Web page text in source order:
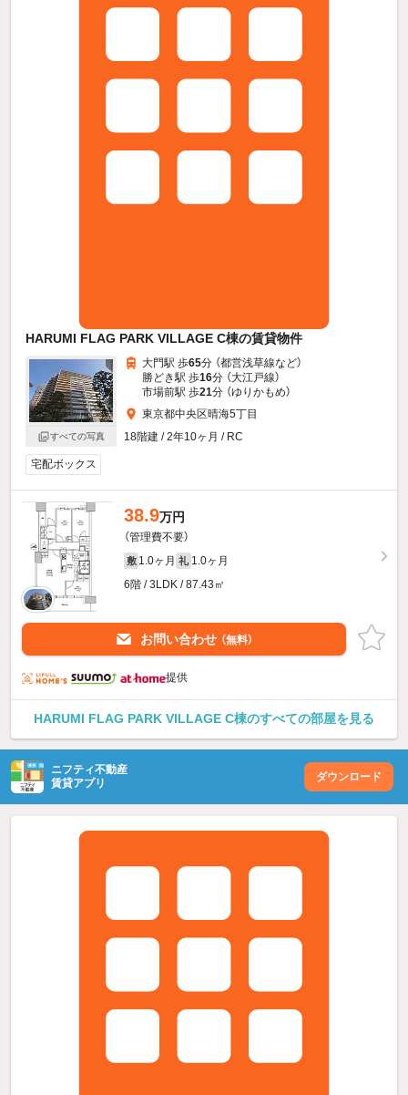
HARUMI FLAG PARK VILLAGE C棟の賃貸物件
すべての写真
大門駅 歩65分 （都営浅草線など）
勝どき駅 歩16分 （大江戸線）
市場前駅 歩21分 （ゆりかもめ）
東京都中央区晴海5丁目
18階建 / 2年10ヶ月 / RC
宅配ボックス
38.9万円
（管理費不要）
敷 1.0ヶ月 礼 1.0ヶ月
6階 / 3LDK / 87.43㎡
お問い合わせ （無料）
提供
HARUMI FLAG PARK VILLAGE C棟のすべての部屋を見る
ニフティ不動産
賃貸アプリ
ダウンロード